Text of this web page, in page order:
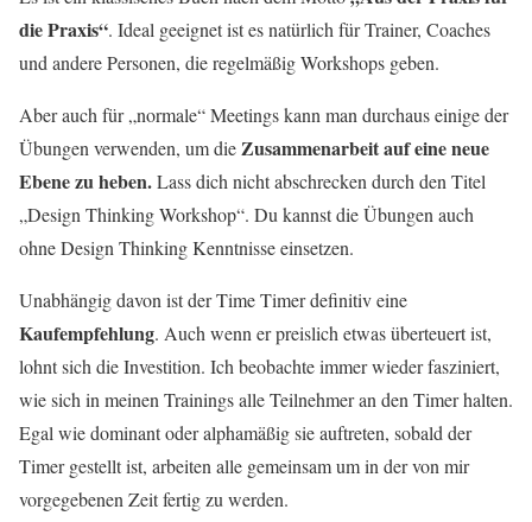
die Praxis“. Ideal geeignet ist es natürlich für Trainer, Coaches
und andere Personen, die regelmäßig Workshops geben.
Aber auch für „normale“ Meetings kann man durchaus einige der
Übungen verwenden, um dieZusammenarbeit auf eine neue
Ebene zu heben.Lass dich nicht abschrecken durch den Titel
„Design Thinking Workshop“. Du kannst die Übungen auch
ohne Design Thinking Kenntnisse einsetzen.
Unabhängig davon ist der Time Timer definitiv eine
Kaufempfehlung. Auch wenn er preislich etwas überteuert ist,
lohnt sich die Investition. Ich beobachte immer wieder fasziniert,
wie sich in meinen Trainings alle Teilnehmer an den Timer halten.
Egal wie dominant oder alphamäßig sie auftreten, sobald der
Timer gestellt ist, arbeiten alle gemeinsam um in der von mir
vorgegebenen Zeit fertig zu werden.